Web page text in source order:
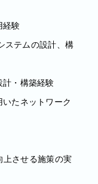
経験
ステムの設計、構
計・構築経験
たネットワーク
上させる施策の実